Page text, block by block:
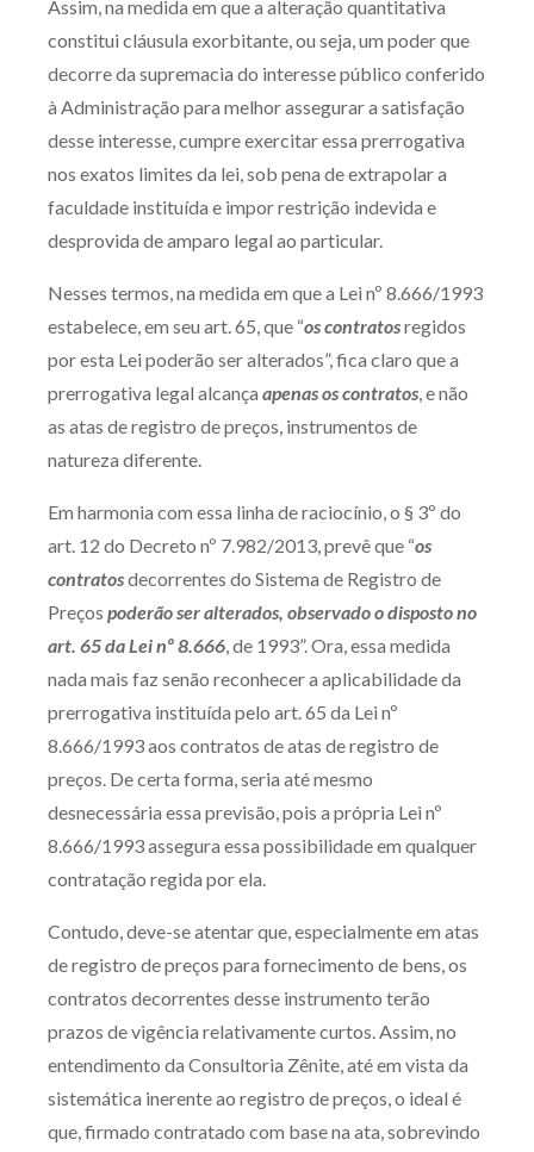
Assim, na medida em que a alteração quantitativa
constitui cláusula exorbitante, ou seja, um poder que
decorre da supremacia do interesse público conferido
à Administração para melhor assegurar a satisfação
desse interesse, cumpre exercitar essa prerrogativa
nos exatos limites da lei, sob pena de extrapolar a
faculdade instituída e impor restrição indevida e
desprovida de amparo legal ao particular.
Nesses termos, na medida em que a Lei nº 8.666/1993
estabelece, em seu art. 65, que “os contratosregidos
por esta Lei poderão ser alterados”, fica claro que a
prerrogativa legal alcança apenas os contratos, e não
as atas de registro de preços, instrumentos de
natureza diferente.
Em harmonia com essa linha de raciocínio, o § 3º do
art. 12 do Decreto nº 7.982/2013, prevê que “os
contratosdecorrentes do Sistema de Registro de
Preços poderão ser alterados, observado o disposto no
art. 65 da Lei nº 8.666, de 1993”. Ora, essa medida
nada mais faz senão reconhecer a aplicabilidade da
prerrogativa instituída pelo art. 65 da Lei nº
8.666/1993 aos contratos de atas de registro de
preços. De certa forma, seria até mesmo
desnecessária essa previsão, pois a própria Lei nº
8.666/1993 assegura essa possibilidade em qualquer
contratação regida por ela.
Contudo, deve-se atentar que, especialmente em atas
de registro de preços para fornecimento de bens, os
contratos decorrentes desse instrumento terão
prazos de vigência relativamente curtos. Assim, no
entendimento da Consultoria Zênite, até em vista da
sistemática inerente ao registro de preços, o ideal é
que, firmado contratado com base na ata, sobrevindo